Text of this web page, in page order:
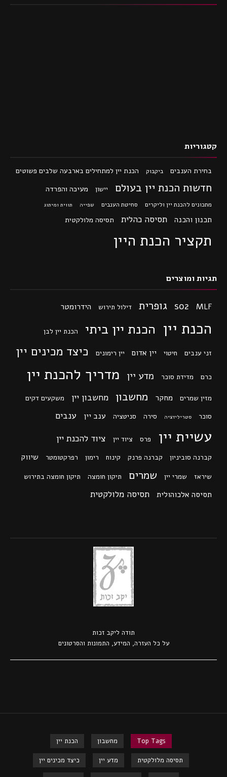
קטגוריות
בחירת הענבים ביקבוק הכנת יין למתחילים בארבעה שלבים פשוטים
חדשות הכנת יין בעולם יישון מעיכה והפרדה
מתכונים להכנת יין וליקרים סחיטת הענבים שפייה תווית ומיתוג
תכנון והכנה תסיסה כהלית תסיסה מלולקטית
תקציר הכנת היין
תגיות ומוצרים
MLF
so2 גופרית דילול תירוש הידרומטר
הכנת יין הכנת יין ביתי הכנת יין לבן
זני ענבים חיטוי יין אדום יין רימונים כיצד מכינים יין
כרם מדידת סוכר מדע יין מדריך להכנת יין
מזין שמרים מחקר מחשבון מחשבון יין
משקעים דקים
סוכר
סטריליזציה סירה סניטציה ענב יין ענבים
עשיית יין פרס ציוד יין ציוד להכנת יין
קברנה סוביניון קברנה פרנק קינוח רימון רפרקטומטר שיווק
שיראז שמרי יין שמרים תיקון חומצה תיקון חומצה בתירוש
תסיסה אלכוהולית תסיסה מלולקטית
תודה ליקב זכות
על כל העזרה, המידע, התמונות והסרטונים
Top Tags מחשבון הכנת יין
תסיסה מלולקטית מדע יין כיצד מכינים יין